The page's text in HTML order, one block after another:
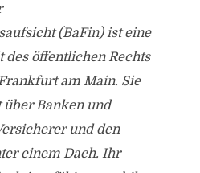
(BaFin) ist eine
des öffentlichen Rechts
am Main. Sie
Banken und
und den
einem Dach. Ihr